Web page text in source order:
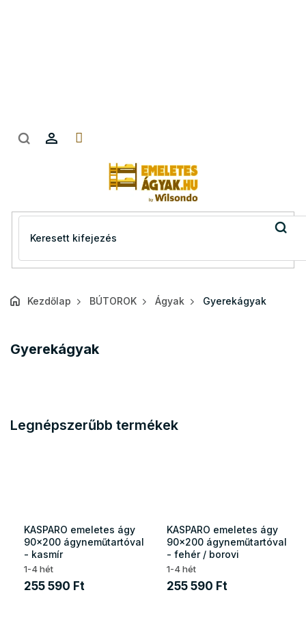
Kezdőlap BÚTOROK Ágyak Gyerekágyak
Gyerekágyak
Legnépszerűbb termékek
KASPARO emeletes ágy
90x200 ágyneműtartóval
- kasmír
1-4 hét
255 590 Ft
KASPARO emeletes ágy
90x200 ágyneműtartóval
- fehér / borovi
1-4 hét
255 590 Ft